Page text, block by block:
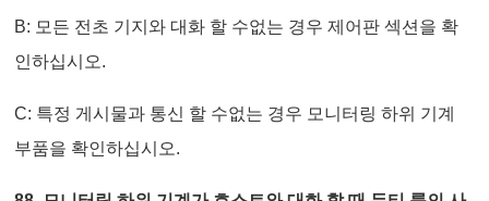
B: 모든 전초 기지와 대화 할 수없는 경우 제어판 섹션을 확
인하십시오.
C: 특정 게시물과 통신 할 수없는 경우 모니터링 하위 기계
부품을 확인하십시오.